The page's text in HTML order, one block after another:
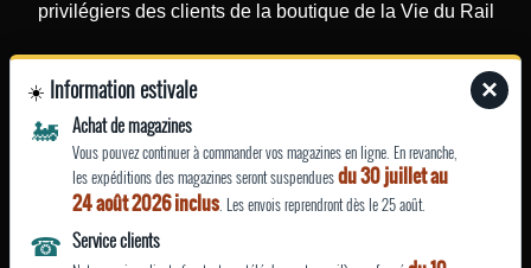
privilégiers des clients de la boutique de la Vie du Rail
Recevez une fois par mois nos actualités (nouvelles
photographies ou affiches touristiques rajoutées sur le site)
et nos offres ponctuelles (promotions…)
×
☀️ Information estivale
🚂 Achat de magazines
Vous pouvez continuer à commander vos magazines en ligne. En revanche,
les expéditions des magazines seront suspenduesdu 30 juillet au
24 août 2026 inclus. Les envois reprendront dès le 25 août.
☎ Service clients